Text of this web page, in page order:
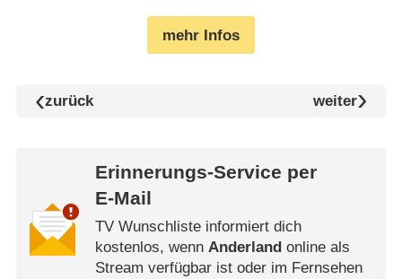
mehr Infos
zurück weiter
Erinnerungs-Service per
E-Mail
TV Wunschliste informiert dich
kostenlos, wenn Anderland online als
Stream verfügbar ist oder im Fernsehen